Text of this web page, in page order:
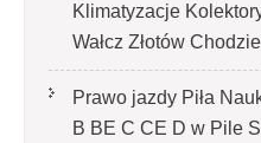
Klimatyzacje
Wałcz Złotów
Prawo jazdy Piła
B BE C CE D‎ w Pile